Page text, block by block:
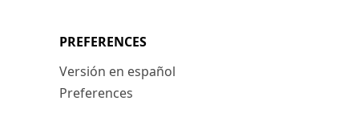
PREFERENCES
Versión en español
Preferences